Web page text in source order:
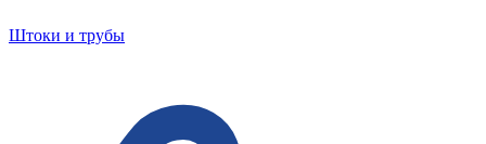
Штоки и трубы